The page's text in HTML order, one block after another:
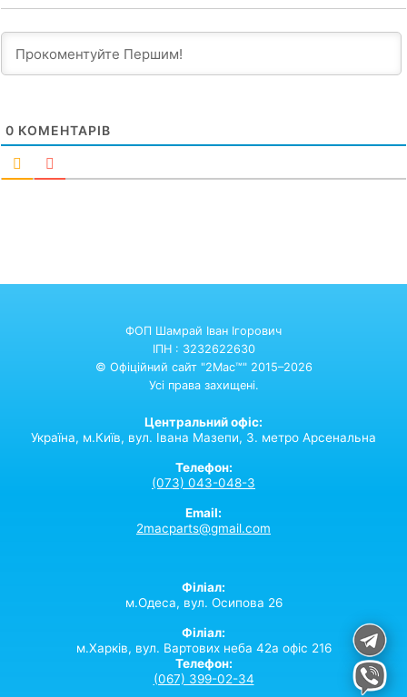
0 КОМЕНТАРІВ
ФОП Шамрай Іван Ігорович
ІПН : 3232622630
© Офіційний сайт "2Mac™" 2015–2026
Усі права захищені.
Центральний офіс:
Україна, м.Київ, вул. Івана Мазепи, 3. метро Арсенальна
Телефон:
(073) 043-048-3
Email:
2macparts@gmail.com
Філіал:
м.Одеса, вул. Осипова 26
Філіал:
м.Харків, вул. Вартових неба 42а офіс 216
Телефон:
(067) 399-02-34